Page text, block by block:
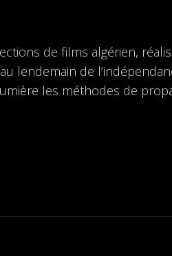
de films algérien,
lendemain de
les méthodes de